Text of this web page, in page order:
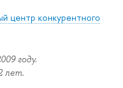
центр конкурентного
году.
лет.